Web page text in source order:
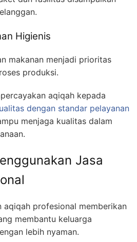
Higienis
makanan menjadi prioritas
produksi.
aqiqah kepada
dengan standar pelayanan
menjaga kualitas dalam
Jasa
aqiqah profesional memberikan
membantu keluarga
lebih nyaman.